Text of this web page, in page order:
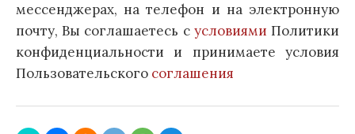
мессенджерах, на телефон и на электронную
почту, Вы соглашаетесь с условиями Политики
конфиденциальности и принимаете условия
Пользовательского соглашения